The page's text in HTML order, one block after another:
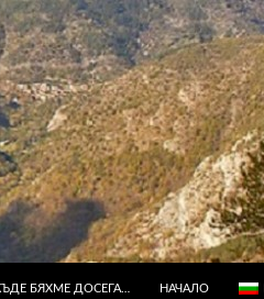
БЯХМЕ ДОСЕГА… НАЧАЛО